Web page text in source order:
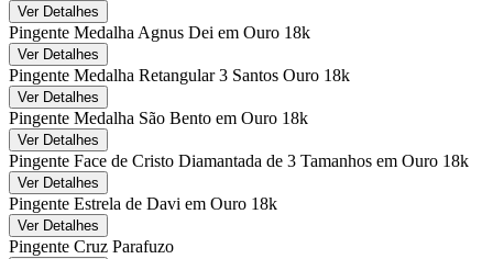
Ver Detalhes
Pingente Medalha Agnus Dei em Ouro 18k
Ver Detalhes
Pingente Medalha Retangular 3 Santos Ouro 18k
Ver Detalhes
Pingente Medalha São Bento em Ouro 18k
Ver Detalhes
Pingente Face de Cristo Diamantada de 3 Tamanhos em Ouro 18k
Ver Detalhes
Pingente Estrela de Davi em Ouro 18k
Ver Detalhes
Pingente Cruz Parafuzo